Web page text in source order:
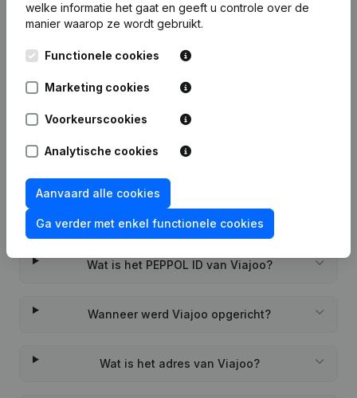
08-10-2024 Maatschappelijke Zetel
03-03-2023
Rubriek Oprichting (Nieuwe
Rechtspersoon, Opening Bijkantoor,
Wat is het ondernemingsnummer van Viajoo
Wat is het PEPPOL ID van Viajoo?
Wanneer werd Viajoo opgericht?
Wat is het adres van Viajoo?
welke informatie het gaat en geeft u controle over de
manier waarop ze wordt gebruikt.
Functionele cookies
Marketing cookies
Voorkeurscookies
Analytische cookies
Aanvaard alle cookies
Ga verder met enkel functionele cookies